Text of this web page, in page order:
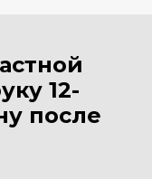
12-
после